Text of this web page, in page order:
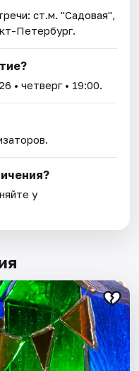
ст.м. "Садовая",
Петербург.
• четверг • 19:00.
у